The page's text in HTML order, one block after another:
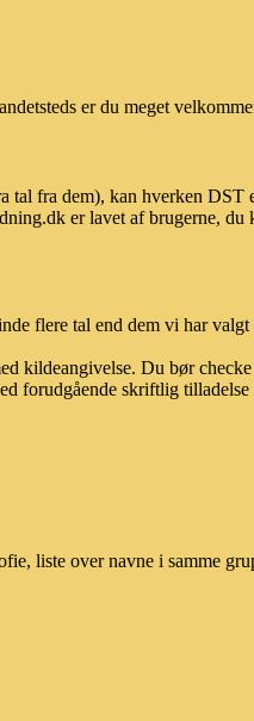
er du meget
tal fra dem), kan hverken DST
er lavet af brugerne, du
flere tal end dem vi har valgt
kildeangivelse. Du bør
forudgående skriftlig tilladelse
liste over navne i samme